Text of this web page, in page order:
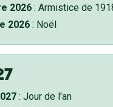
2026: Armistice de
2026: Noël
: Jour de l'an